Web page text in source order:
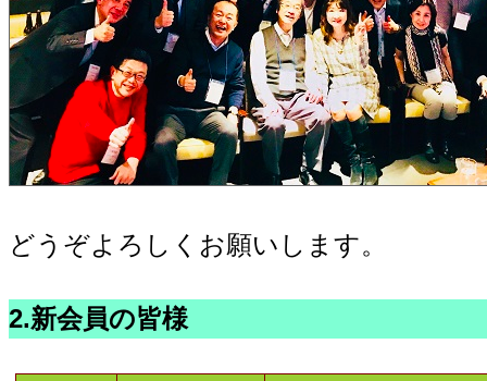
どうぞよろしくお願いします。
2.新会員の皆様